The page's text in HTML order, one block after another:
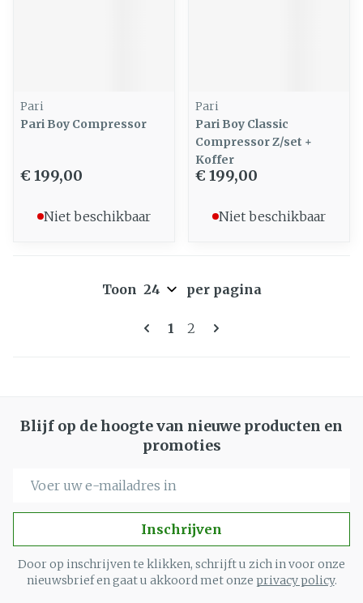
Pari
Pari Boy Compressor
€ 199,00
Niet beschikbaar
Pari
Pari Boy Classic
Compressor Z/set +
Koffer
€ 199,00
Niet beschikbaar
Pagina's
U lees momenteel pagina
1 Pagina
2
Toon per pagina
Blijf op de hoogte van nieuwe producten en
promoties
Inschrijven
Door op inschrijven te klikken, schrijft u zich in voor onze
nieuwsbrief en gaat u akkoord met onze privacy policy.